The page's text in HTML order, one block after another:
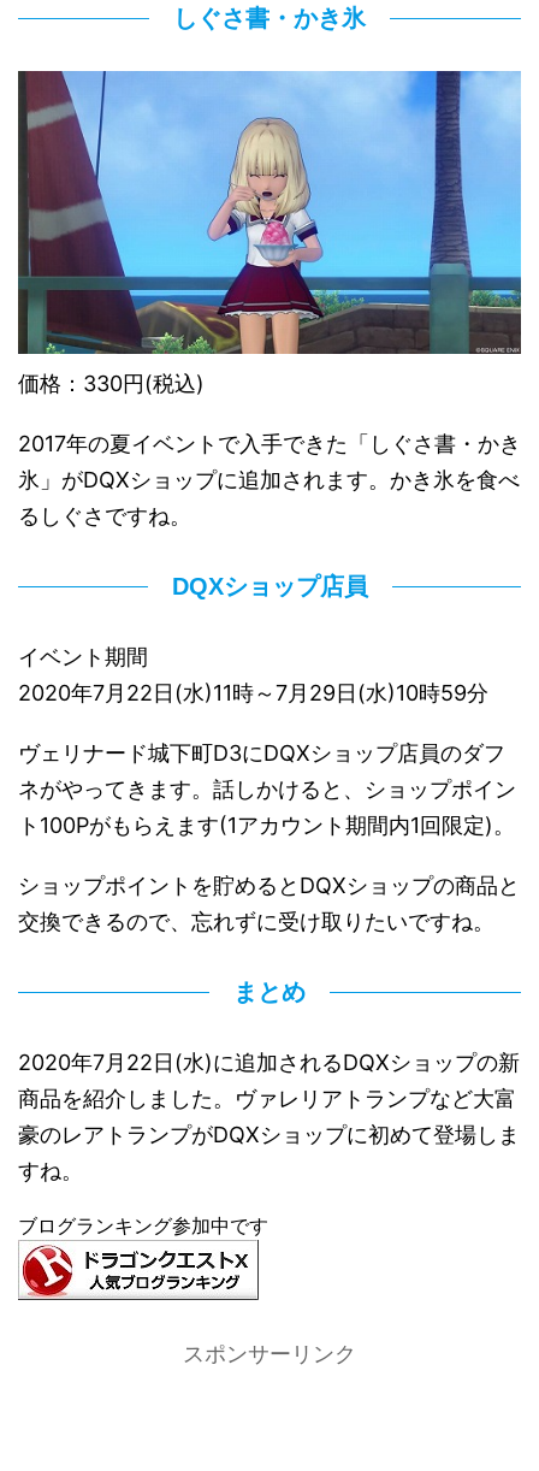
しぐさ書・かき氷
価格：330円(税込)
2017年の夏イベントで入手できた「しぐさ書・かき
氷」がDQXショップに追加されます。かき氷を食べ
るしぐさですね。
DQXショップ店員
イベント期間
2020年7月22日(水)11時～7月29日(水)10時59分
ヴェリナード城下町D3にDQXショップ店員のダフ
ネがやってきます。話しかけると、ショップポイン
ト100Pがもらえます(1アカウント期間内1回限定)。
ショップポイントを貯めるとDQXショップの商品と
交換できるので、忘れずに受け取りたいですね。
まとめ
2020年7月22日(水)に追加されるDQXショップの新
商品を紹介しました。ヴァレリアトランプなど大富
豪のレアトランプがDQXショップに初めて登場しま
すね。
ブログランキング参加中です
スポンサーリンク